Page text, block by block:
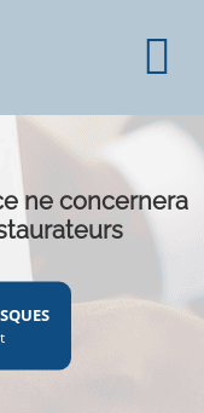
ne concernera